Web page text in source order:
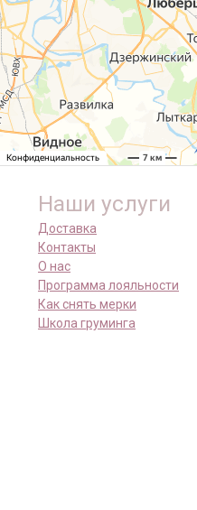
Наши услуги
Доставка
Контакты
О нас
Программа лояльности
Как снять мерки
Школа груминга